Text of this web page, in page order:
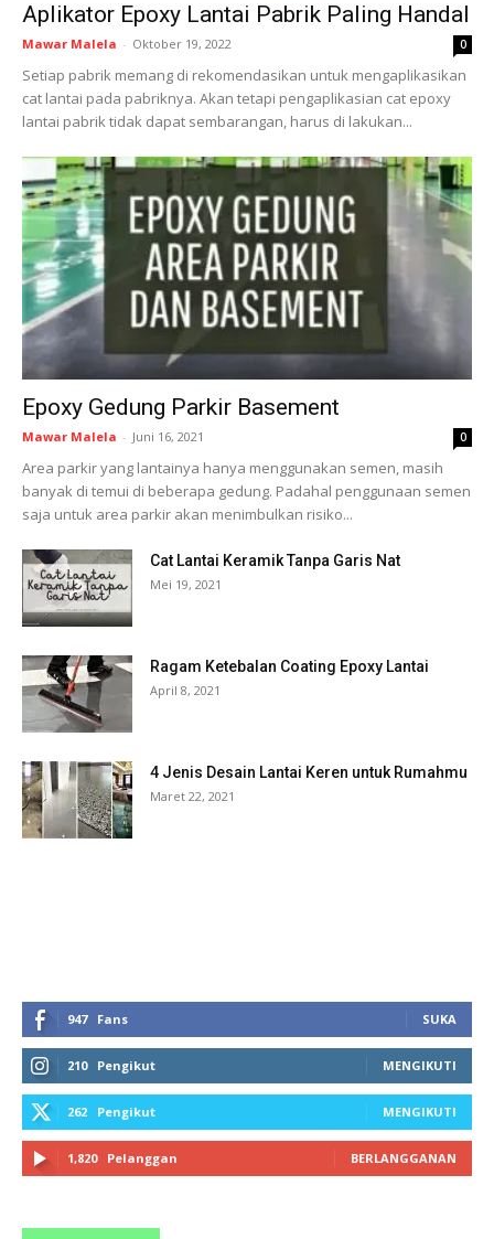
Aplikator Epoxy Lantai Pabrik Paling Handal
Mawar Malela - Oktober 19, 2022 0
Setiap pabrik memang di rekomendasikan untuk mengaplikasikan
cat lantai pada pabriknya. Akan tetapi pengaplikasian cat epoxy
lantai pabrik tidak dapat sembarangan, harus di lakukan...
Epoxy Gedung Parkir Basement
Mawar Malela - Juni 16, 2021 0
Area parkir yang lantainya hanya menggunakan semen, masih
banyak di temui di beberapa gedung. Padahal penggunaan semen
saja untuk area parkir akan menimbulkan risiko...
Cat Lantai Keramik Tanpa Garis Nat
Mei 19, 2021
Ragam Ketebalan Coating Epoxy Lantai
April 8, 2021
4 Jenis Desain Lantai Keren untuk Rumahmu
Maret 22, 2021
947 Fans SUKA
210 Pengikut MENGIKUTI
262 Pengikut MENGIKUTI
1,820 Pelanggan BERLANGGANAN